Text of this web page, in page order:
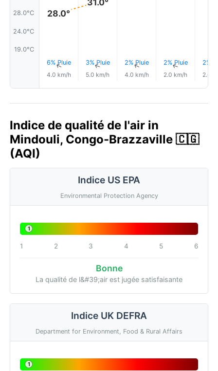
28.0°C
24.0°C
19.0°C
28.0°
6% Pluie
↑
4.0 km/h
3% Pluie
↑
5.0 km/h
2% Pluie
↑
4.0 km/h
2% Pluie
↑
2.0 km/h
2%
2.0
Indice de qualité de l'air in
Mindouli, Congo-Brazzaville 🇨🇬
(AQI)
Indice US EPA
Environmental Protection Agency
1
1 2 3 4 5 6
Bonne
La qualité de l&#39;air est jugée satisfaisante
Indice UK DEFRA
Department for Environment, Food & Rural Affairs
1